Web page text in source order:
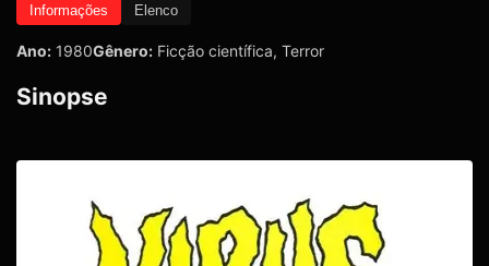
Informações Elenco
Ano: 1980Gênero: Ficção científica, Terror
Sinopse